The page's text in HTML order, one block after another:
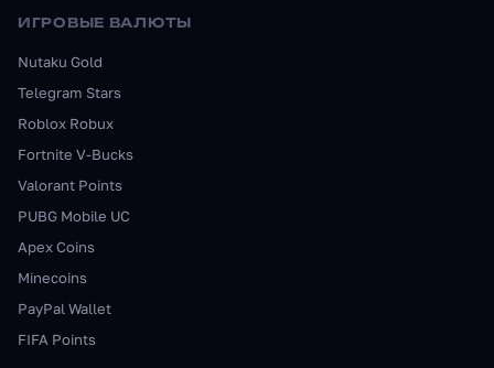
ИГРОВЫЕ ВАЛЮТЫ
Nutaku Gold
Telegram Stars
Roblox Robux
Fortnite V-Bucks
Valorant Points
PUBG Mobile UC
Apex Coins
Minecoins
PayPal Wallet
FIFA Points